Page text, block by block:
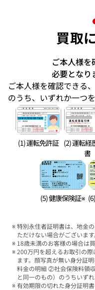
買取
ご本人様
必要となり
ご本人様を確認できる
のうち、いずれか一つ
(1) 運転免許証 (2) 運転経
書
(5) 健康保険証※
特別永住者証明書は、地金
ただけない場合がございます
18歳未満のお客様の場合は
200万円を超えるお取引の
ます。顔写真が無い身分証
料金の明細 ②社会保険料領
と同一のもの）のうちいず
有効期限の切れた身分証明